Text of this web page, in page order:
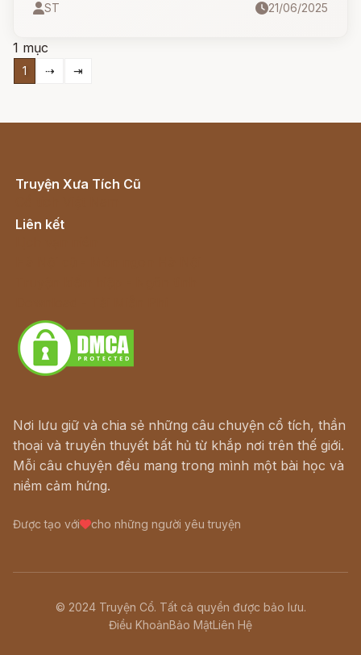
hạnh phúc và bài học nhân quả thấm thía.
ST 21/06/2025
1 mục
1 ⇢ ⇥
Truyện Xưa Tích Cũ
Liên kết
Nơi lưu giữ và chia sẻ những câu chuyện cổ tích, thần
thoại và truyền thuyết bất hủ từ khắp nơi trên thế giới.
Mỗi câu chuyện đều mang trong mình một bài học và
niềm cảm hứng.
Được tạo với cho những người yêu truyện
© 2024 Truyện Cổ. Tất cả quyền được bảo lưu.
Điều KhoảnBảo MậtLiên Hệ